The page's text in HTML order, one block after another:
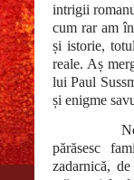
intrigii
cum rar am
și istorie,
reale. Aș
lui Paul
și enigme
părăsesc
zadarnică,